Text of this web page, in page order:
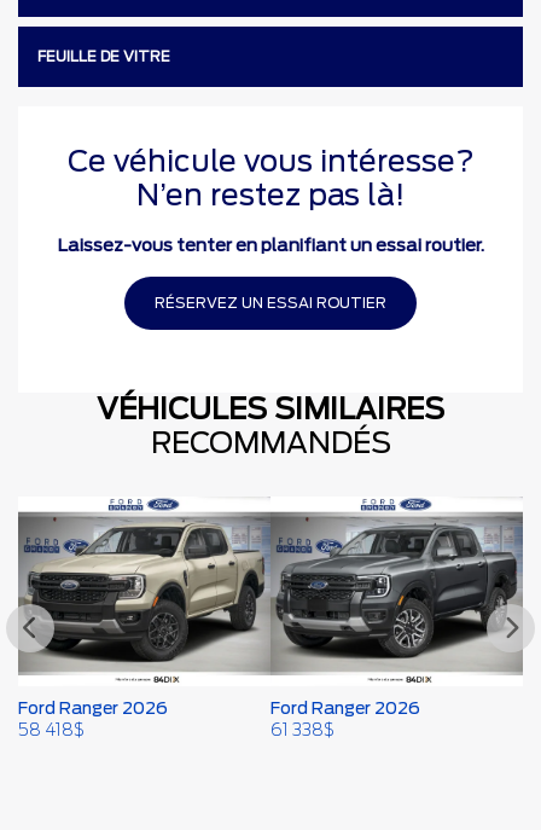
FEUILLE DE VITRE
Ce véhicule vous intéresse?
N’en restez pas là!
Laissez-vous tenter en planifiant un essai routier.
RÉSERVEZ UN ESSAI ROUTIER
VÉHICULES SIMILAIRES
RECOMMANDÉS
Ford Ranger 2026
58 418$
Ford Ranger 2026
61 338$